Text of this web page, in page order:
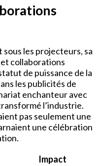
les projecteurs, sa
collaborations
de puissance de la
les publicités de
enchanteur avec
l’industrie.
pas seulement une
une célébration
Impact